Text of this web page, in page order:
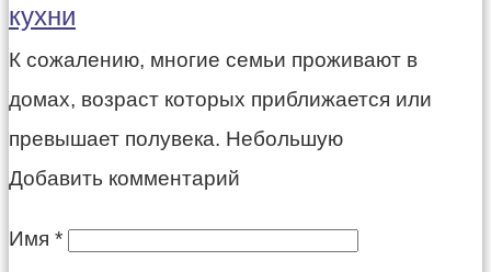
кухни
К сожалению, многие семьи проживают в
домах, возраст которых приближается или
превышает полувека. Небольшую
Добавить комментарий
Имя *